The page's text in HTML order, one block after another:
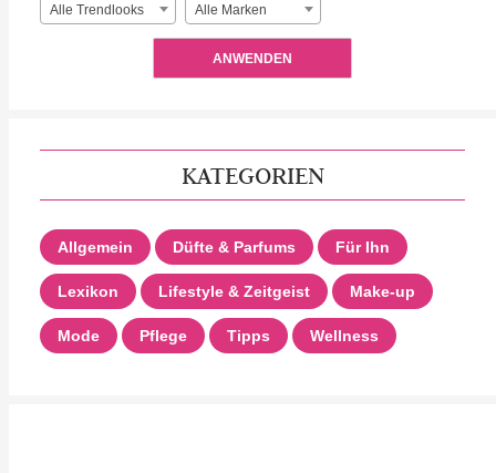
Alle Trendlooks Alle Marken
ANWENDEN
KATEGORIEN
Allgemein Düfte & Parfums Für Ihn
Lexikon Lifestyle & Zeitgeist Make-up
Mode Pflege Tipps Wellness